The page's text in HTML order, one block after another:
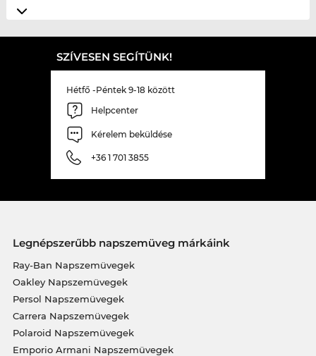
SZÍVESEN SEGÍTÜNK!
Hétfő -Péntek 9-18 között
Helpcenter
Kérelem beküldése
+36 1 701 3855
Legnépszerűbb napszemüveg márkáink
Ray-Ban Napszemüvegek
Oakley Napszemüvegek
Persol Napszemüvegek
Carrera Napszemüvegek
Polaroid Napszemüvegek
Emporio Armani Napszemüvegek